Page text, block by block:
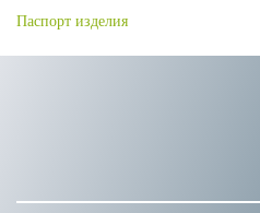
Паспорт изделия